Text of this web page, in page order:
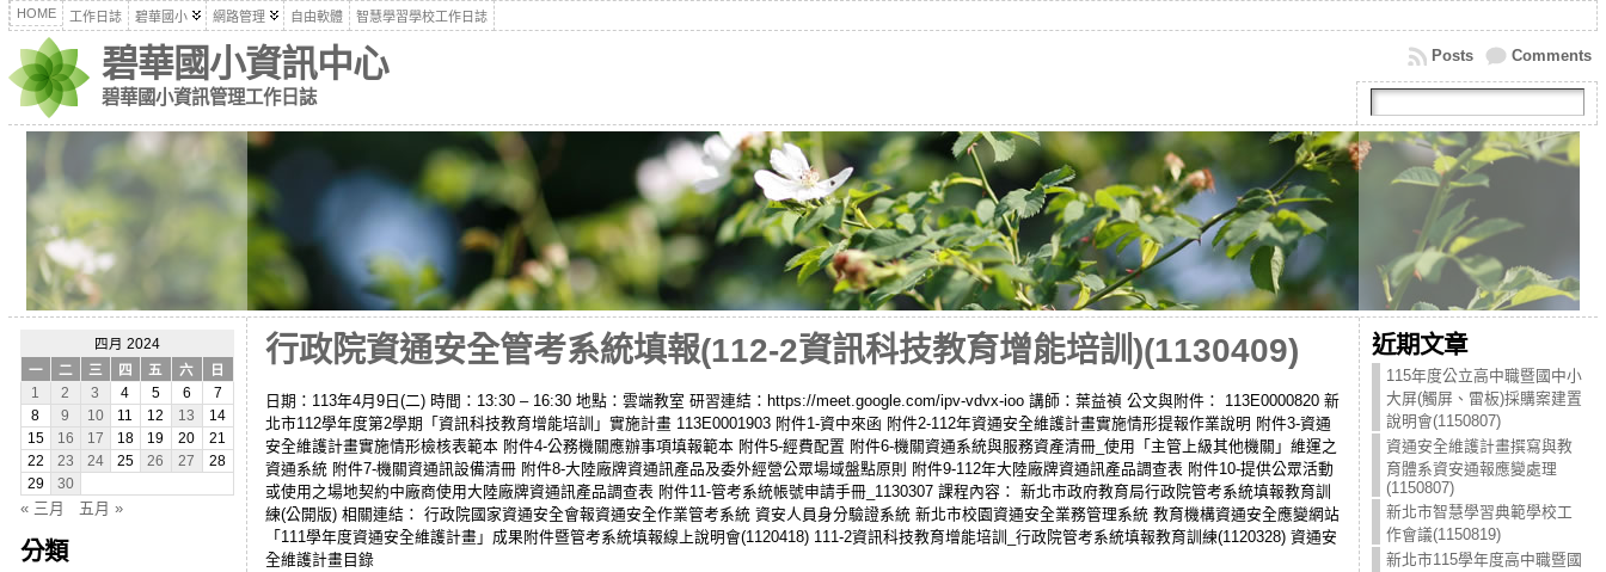
HOME 工作日誌 碧華國小 網路管理 自由軟體 智慧學習學校工作日誌
碧華國小資訊中心
碧華國小資訊管理工作日誌
Comments
Posts
四月 2024
一
二 三 四 五 六
日
1
2 3 4 5 6
7
8
9 10 11 12 13
14
15
16 17 18 19 20
21
22
23 24 25 26 27
28
29
30
« 三月 五月 »
分類
行政院資通安全管考系統填報(112-2資訊科技教育增能培訓)(1130409)
日期：113年4月9日(二) 時間：13:30 – 16:30 地點：雲端教室 研習連結：https://meet.google.com/ipv-vdvx-ioo 講師：葉益禎 公文與附件： 113E0000820 新
北市112學年度第2學期「資訊科技教育增能培訓」實施計畫 113E0001903 附件1-資中來函 附件2-112年資通安全維護計畫實施情形提報作業說明 附件3-資通
安全維護計畫實施情形檢核表範本 附件4-公務機關應辦事項填報範本 附件5-經費配置 附件6-機關資通系統與服務資產清冊_使用「主管上級其他機關」維運之
資通系統 附件7-機關資通訊設備清冊 附件8-大陸廠牌資通訊產品及委外經營公眾場域盤點原則 附件9-112年大陸廠牌資通訊產品調查表 附件10-提供公眾活動
或使用之場地契約中廠商使用大陸廠牌資通訊產品調查表 附件11-管考系統帳號申請手冊_1130307 課程內容： 新北市政府教育局行政院管考系統填報教育訓
練(公開版) 相關連結： 行政院國家資通安全會報資通安全作業管考系統 資安人員身分驗證系統 新北市校園資通安全業務管理系統 教育機構資通安全應變網站
「111學年度資通安全維護計畫」成果附件暨管考系統填報線上說明會(1120418) 111-2資訊科技教育增能培訓_行政院管考系統填報教育訓練(1120328) 資通安
全維護計畫目錄
近期文章
115年度公立高中職暨國中小
大屏(觸屏、雷板)採購案建置
說明會(1150807)
資通安全維護計畫撰寫與教
育體系資安通報應變處理
(1150807)
新北市智慧學習典範學校工
作會議(1150819)
新北市115學年度高中職暨國